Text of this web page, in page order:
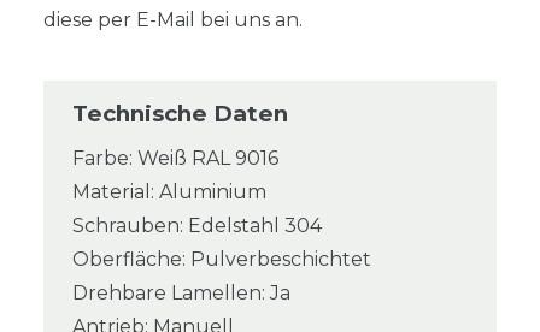
diese per E-Mail bei uns an.
Technische Daten
Farbe: Weiß RAL 9016
Material: Aluminium
Schrauben: Edelstahl 304
Oberfläche: Pulverbeschichtet
Drehbare Lamellen: Ja
Antrieb: Manuell